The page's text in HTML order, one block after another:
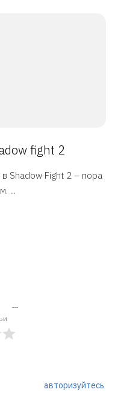
fight 2
Shadow Fight 2 – пора
...
авторизуйтесь